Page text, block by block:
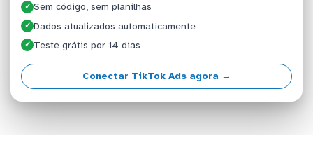
✓ Sem código, sem planilhas
✓ Dados atualizados automaticamente
✓ Teste grátis por 14 dias
Conectar TikTok Ads agora →